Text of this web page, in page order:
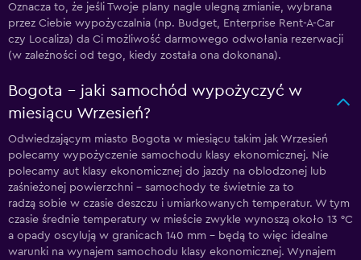
Oznacza to, że jeśli Twoje plany nagle ulegną zmianie, wybrana
przez Ciebie wypożyczalnia (np. Budget, Enterprise Rent-A-Car
czy Localiza) da Ci możliwość darmowego odwołania rezerwacji
(w zależności od tego, kiedy została ona dokonana).
Bogota – jaki samochód wypożyczyć w
miesiącu Wrzesień?
Odwiedzającym miasto Bogota w miesiącu takim jak Wrzesień
polecamy wypożyczenie samochodu klasy ekonomicznej. Nie
polecamy aut klasy ekonomicznej do jazdy na oblodzonej lub
zaśnieżonej powierzchni – samochody te świetnie za to
radzą sobie w czasie deszczu i umiarkowanych temperatur. W tym
czasie średnie temperatury w mieście zwykle wynoszą około 13 °C
a opady oscylują w granicach 140 mm – będą to więc idealne
warunki na wynajem samochodu klasy ekonomicznej. Wynajem